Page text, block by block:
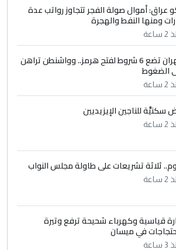
السيد احمد الصافي في العتبات
...
السيد احمد الصافي : لا يوجود
على الفيس بوك وتويتر
عراق: أموال صولة الفجر تتجاوز رواتب عدة
ومنها النفط والهجرة
طهران تضع 6 شروط لفتح هرمز.. وواشنطن تراهن
الضغوط
سكنيَّة للناجين الإيزيديين
ثلاثة تشريعات على طاولة مجلس النواب
قياسية وكهرباء شحيحة ترفع وتيرة
في ميسان